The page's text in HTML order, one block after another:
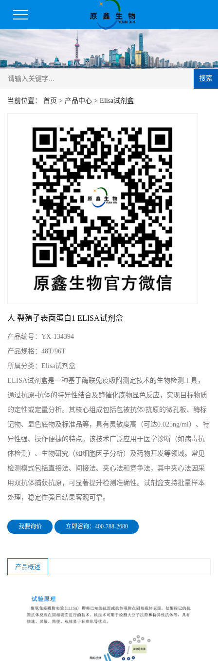
搜索
当前位置： 首页 > 产品中心 > Elisa试剂盒
人 裂殖子表面蛋白1 ELISA试剂盒
产品编号： YX-134394
产品规格： 48T/96T
所属分类： Elisa试剂盒
ELISA试剂盒是一种基于酶联免疫吸附测定技术的生物检测工具，
通过抗原-抗体的特异性结合及酶催化底物显色反应，实现目标物质
的定性或定量分析。其核心组成包括包被抗体/抗原的微孔板、酶标
记物、显色底物及标准品等，具有灵敏度高（可达0.025ng/ml）、特
异性强、操作便捷的特点。该技术广泛应用于医学诊断（如病毒抗
体检测）、生物研究（如细胞因子分析）及药物开发等领域。常见
检测模式包括直接法、间接法、夹心法和竞争法，其中夹心法因采
用双抗体捕获抗原，可显著提升检测准确性。试剂盒支持批量样本
处理，稳定性强且结果客观可靠。
我要询价 立即咨询：400-788-2680
产品概述